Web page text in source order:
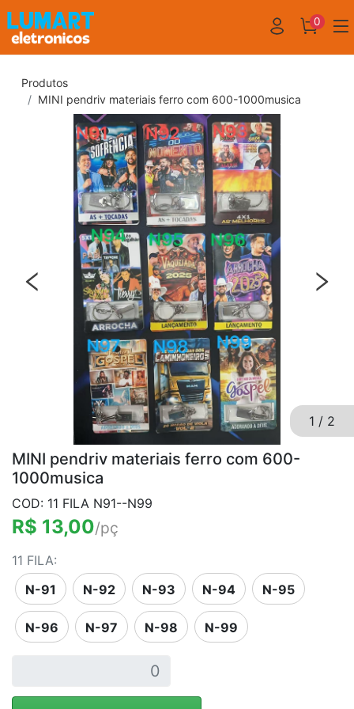
0
Produtos
MINI pendriv materiais ferro com 600-1000musica
1 / 2
MINI pendriv materiais ferro com 600-
1000musica
COD: 11 FILA N91--N99
R$ 13,00/pç
11 FILA:
N-91
N-92 N-93 N-94 N-95
N-96 N-97 N-98 N-99